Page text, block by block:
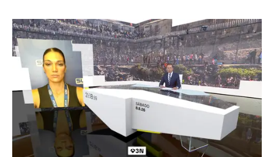
Crisis en Ceuta